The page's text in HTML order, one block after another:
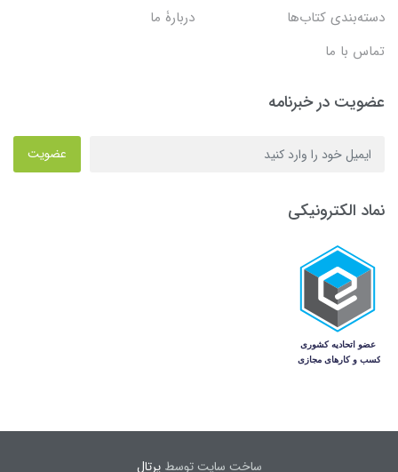
دسته‌بندی کتاب‌ها
دربارۀ ما
تماس با ما
عضویت در خبرنامه
عضویت
نماد الکترونیکی
ساخت سایت توسطپرتال